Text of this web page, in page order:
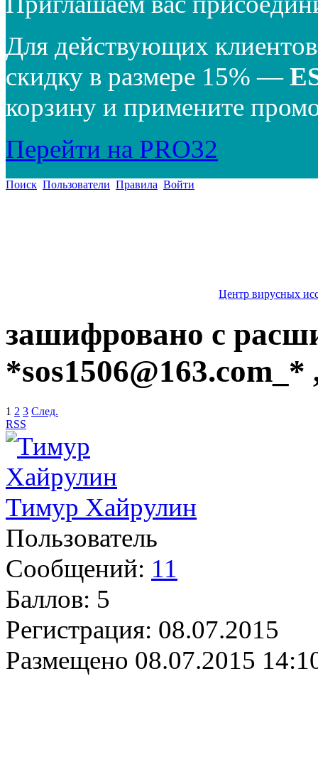
Для действующих
скидку в размере 15% —
корзину и примените
Перейти на PRO32
Поиск Пользователи Правила Войти
Центр вирусных
зашифровано с
*sos1506@163.com
1 2 3 След.
RSS
Тимур Хайрулин
Пользователь
Сообщений: 11
Баллов: 5
Регистрация: 08.07.2015
Размещено 08.07.2015